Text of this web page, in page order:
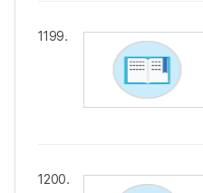
1199.
1200.